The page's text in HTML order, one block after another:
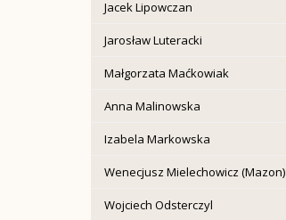
Jacek Lipowczan
Jarosław Luteracki
Małgorzata Maćkowiak
Anna Malinowska
Izabela Markowska
Wenecjusz Mielechowicz (Mazon)
Wojciech Odsterczyl